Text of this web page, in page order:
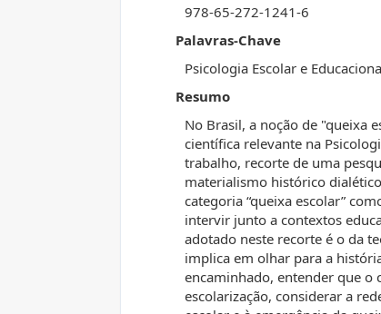
978-65-272-1241-6
Palavras-Chave
Psicologia Escolar e
Resumo
No Brasil, a noção de "queixa
científica relevante na
trabalho, recorte de uma
materialismo histórico
categoria “queixa escolar”
intervir junto a contextos
adotado neste recorte é o da
implica em olhar para a
encaminhado, entender que o
escolarização, considerar a